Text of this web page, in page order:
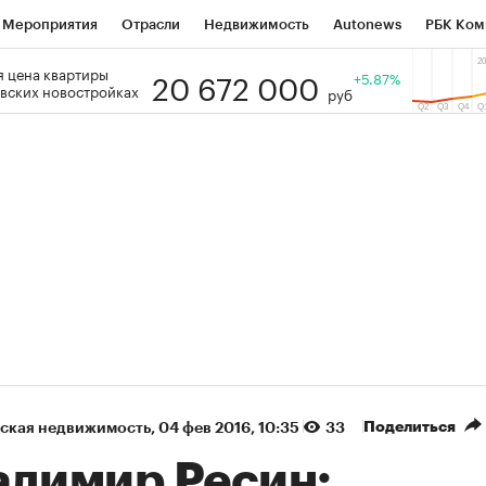
Мероприятия Отрасли Недвижимость Autonews РБК
РБК Образование Тренды
цена квартиры
новостройках
20 672 000 руб
+5.87%
недвижимость⁠, 04 фев 2016, 10:35 33 Поделиться